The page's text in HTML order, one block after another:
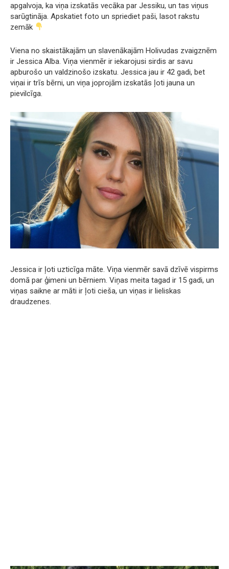
apgalvoja, ka viņa izskatās vecāka par Jessiku, un tas viņus
sarūgtināja. Apskatiet foto un spriediet paši, lasot rakstu
zemāk
Viena no skaistākajām un slavenākajām Holivudas zvaigznēm
ir Jessica Alba. Viņa vienmēr ir iekarojusi sirdis ar savu
apburošo un valdzinošo izskatu. Jessica jau ir 42 gadi, bet
viņai ir trīs bērni, un viņa joprojām izskatās ļoti jauna un
pievilcīga.
Jessica ir ļoti uzticīga māte. Viņa vienmēr savā dzīvē vispirms
domā par ģimeni un bērniem. Viņas meita tagad ir 15 gadi, un
viņas saikne ar māti ir ļoti cieša, un viņas ir lieliskas
draudzenes.